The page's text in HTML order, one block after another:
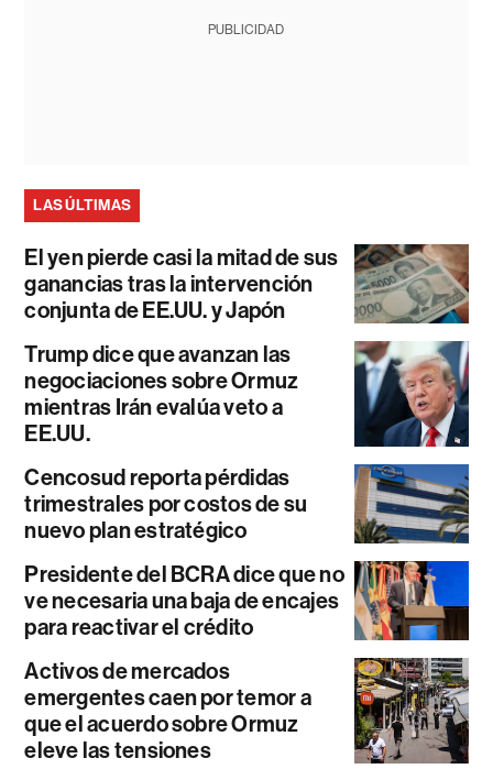
PUBLICIDAD
LAS ÚLTIMAS
El yen pierde casi la mitad de sus
ganancias tras la intervención
conjunta de EE.UU. y Japón
Trump dice que avanzan las
negociaciones sobre Ormuz
mientras Irán evalúa veto a
EE.UU.
Cencosud reporta pérdidas
trimestrales por costos de su
nuevo plan estratégico
Presidente del BCRA dice que no
ve necesaria una baja de encajes
para reactivar el crédito
Activos de mercados
emergentes caen por temor a
que el acuerdo sobre Ormuz
eleve las tensiones